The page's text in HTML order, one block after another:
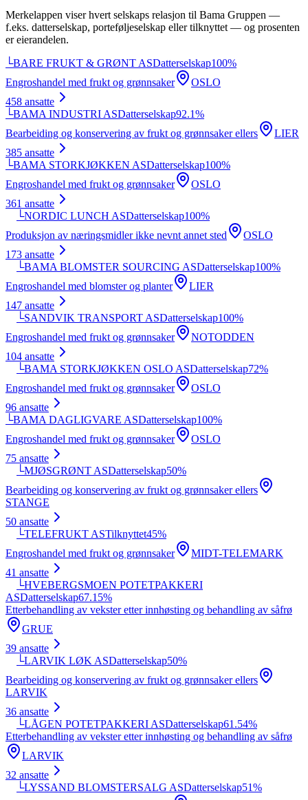
Merkelappen viser hvert selskaps relasjon til Bama Gruppen —
f.eks. datterselskap, porteføljeselskap eller tilknyttet — og prosenten
er eierandelen.
└BARE FRUKT & GRØNT ASDatterselskap100%
Engroshandel med frukt og grønnsaker
OSLO
458 ansatte
└BAMA INDUSTRI ASDatterselskap92.1%
Bearbeiding og konservering av frukt og grønnsaker ellers
LIER
385 ansatte
└BAMA STORKJØKKEN ASDatterselskap100%
Engroshandel med frukt og grønnsaker
OSLO
361 ansatte
└NORDIC LUNCH ASDatterselskap100%
Produksjon av næringsmidler ikke nevnt annet sted
OSLO
173 ansatte
└BAMA BLOMSTER SOURCING ASDatterselskap100%
Engroshandel med blomster og planter
LIER
147 ansatte
└SANDVIK TRANSPORT ASDatterselskap100%
Engroshandel med frukt og grønnsaker
NOTODDEN
104 ansatte
└BAMA STORKJØKKEN OSLO ASDatterselskap72%
Engroshandel med frukt og grønnsaker
OSLO
96 ansatte
└BAMA DAGLIGVARE ASDatterselskap100%
Engroshandel med frukt og grønnsaker
OSLO
75 ansatte
└MJØSGRØNT ASDatterselskap50%
Bearbeiding og konservering av frukt og grønnsaker ellers
STANGE
50 ansatte
└TELEFRUKT ASTilknyttet45%
Engroshandel med frukt og grønnsaker
MIDT-TELEMARK
41 ansatte
└HVEBERGSMOEN POTETPAKKERI
ASDatterselskap67.15%
Etterbehandling av vekster etter innhøsting og behandling av såfrø
GRUE
39 ansatte
└LARVIK LØK ASDatterselskap50%
Bearbeiding og konservering av frukt og grønnsaker ellers
LARVIK
36 ansatte
└LÅGEN POTETPAKKERI ASDatterselskap61.54%
Etterbehandling av vekster etter innhøsting og behandling av såfrø
LARVIK
32 ansatte
└LYSSAND BLOMSTERSALG ASDatterselskap51%